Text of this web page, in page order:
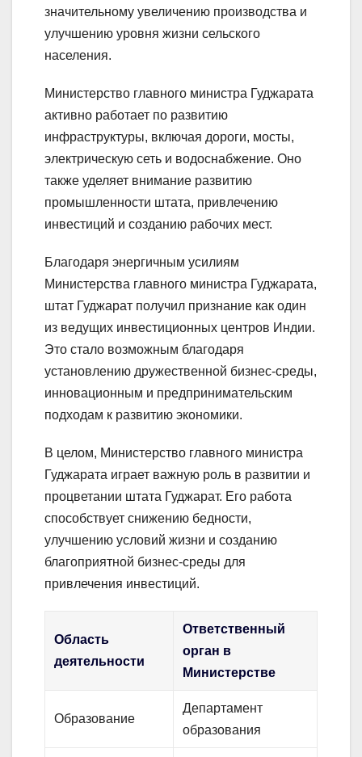
значительному увеличению производства и
улучшению уровня жизни сельского
населения.
Министерство главного министра Гуджарата
активно работает по развитию
инфраструктуры, включая дороги, мосты,
электрическую сеть и водоснабжение. Оно
также уделяет внимание развитию
промышленности штата, привлечению
инвестиций и созданию рабочих мест.
Благодаря энергичным усилиям
Министерства главного министра Гуджарата,
штат Гуджарат получил признание как один
из ведущих инвестиционных центров Индии.
Это стало возможным благодаря
установлению дружественной бизнес-среды,
инновационным и предпринимательским
подходам к развитию экономики.
В целом, Министерство главного министра
Гуджарата играет важную роль в развитии и
процветании штата Гуджарат. Его работа
способствует снижению бедности,
улучшению условий жизни и созданию
благоприятной бизнес-среды для
привлечения инвестиций.
Область
деятельности
Ответственный
орган в
Министерстве
Образование
Департамент
образования